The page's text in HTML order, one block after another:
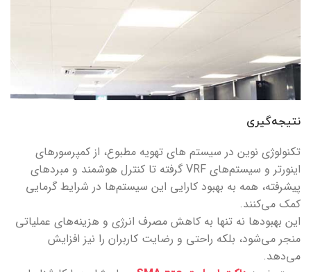
نتیجه‌گیری
تکنولوژی‌ نوین در سیستم های تهویه مطبوع، از کمپرسورهای
اینورتر و سیستم‌های VRF گرفته تا کنترل هوشمند و مبردهای
پیشرفته، همه به بهبود کارایی این سیستم‌ها در شرایط گرمایی
کمک می‌کنند.
این بهبودها نه تنها به کاهش مصرف انرژی و هزینه‌های عملیاتی
منجر می‌شود، بلکه راحتی و رضایت کاربران را نیز افزایش
می‌دهد.